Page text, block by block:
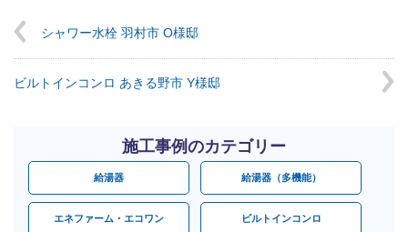
シャワー水栓 羽村市 O様邸
ビルトインコンロ あきる野市 Y様邸
施工事例のカテゴリー
給湯器 給湯器（多機能）
エネファーム・エコワン ビルトインコンロ